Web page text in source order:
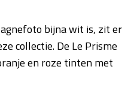
bijna wit is, zit er
collectie. De Le Prisme
en roze tinten met